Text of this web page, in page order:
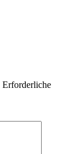
Erforderliche